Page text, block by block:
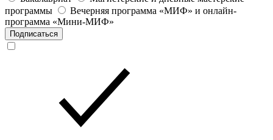
программы
Вечерняя программа «МИФ» и онлайн-
программа «Мини-МИФ»
Подписаться